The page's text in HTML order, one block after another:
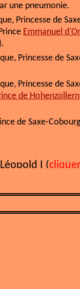
une pneumonie.
Princesse de
Emmanuel
Princesse de
Princesse de
de Hohenzollern
de Saxe-
I (